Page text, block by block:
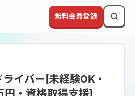
無料会員登録
イバー[未経験OK・